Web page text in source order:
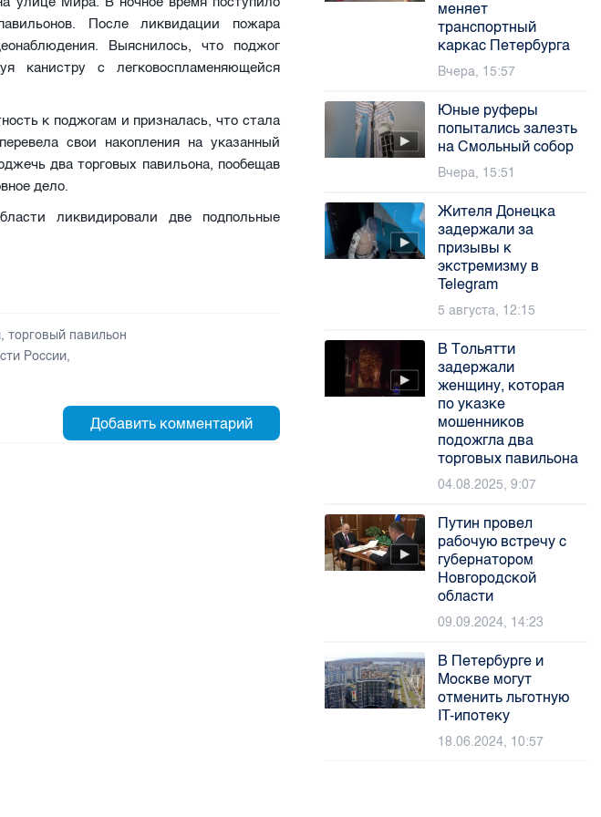
После ликвидации пожара
Выяснилось, что поджог
канистру с легковоспламеняющейся
к поджогам и призналась, что стала
свои накопления на указанный
два торговых павильона, пообещав
дело.
ликвидировали две подпольные
,торговый павильон
России,
меняет
транспортный
каркас Петербурга
Вчера, 15:57
Юные руферы
попытались залезть
на Смольный собор
Вчера, 15:51
Жителя Донецка
задержали за
призывы к
экстремизму в
Telegram
5 августа, 12:15
В Тольятти
задержали
женщину, которая
по указке
мошенников
подожгла два
торговых павильона
04.08.2025, 9:07
Путин провел
рабочую встречу с
губернатором
Новгородской
области
09.09.2024, 14:23
В Петербурге и
Москве могут
отменить льготную
IT-ипотеку
18.06.2024, 10:57